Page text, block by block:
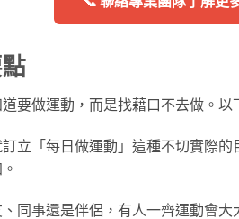
要做運動，而是找藉口不去做。以
立「每日做運動」這種不切實際
同事還是伴侶，有人一齊運動會